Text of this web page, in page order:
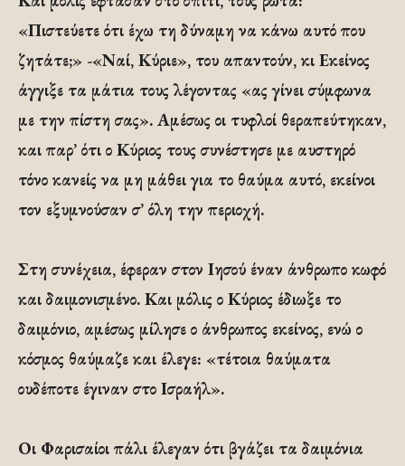
«Πιστεύετε ότι έχω τη δύναμη να κάνω αυτό που
ζητάτε;» -«Ναί, Κύριε», του απαντούν, κι Εκείνος
άγγιξε τα μάτια τους λέγοντας «ας γίνει σύμφωνα
με την πίστη σας». Αμέσως οι τυφλοί θεραπεύτηκαν,
και παρ’ ότι ο Κύριος τους συνέστησε με αυστηρό
τόνο κανείς να μη μάθει για το θαύμα αυτό, εκείνοι
τον εξυμνούσαν σ’ όλη την περιοχή.
Στη συνέχεια, έφεραν στον Ιησού έναν άνθρωπο κωφό
και δαιμονισμένο. Και μόλις ο Κύριος έδιωξε το
δαιμόνιο, αμέσως μίλησε ο άνθρωπος εκείνος, ενώ ο
κόσμος θαύμαζε και έλεγε: «τέτοια θαύματα
ουδέποτε έγιναν στο Ισραήλ».
Οι Φαρισαίοι πάλι έλεγαν ότι βγάζει τα δαιμόνια